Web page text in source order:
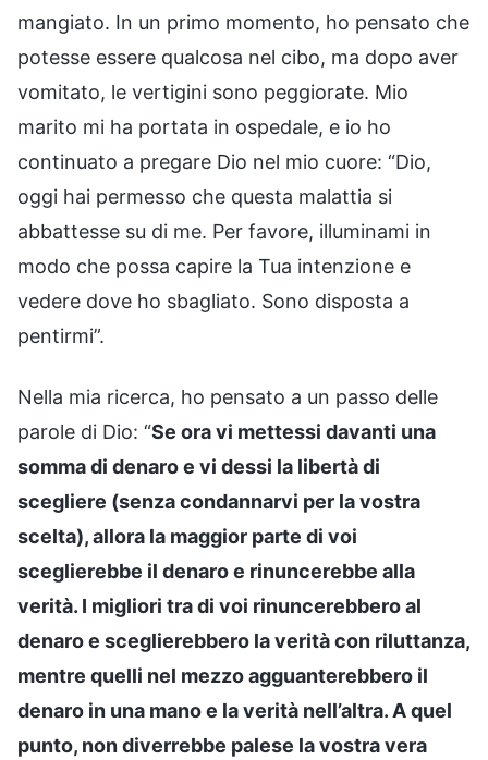
mangiato. In un primo momento, ho pensato che
potesse essere qualcosa nel cibo, ma dopo aver
vomitato, le vertigini sono peggiorate. Mio
marito mi ha portata in ospedale, e io ho
continuato a pregare Dio nel mio cuore: “Dio,
oggi hai permesso che questa malattia si
abbattesse su di me. Per favore, illuminami in
modo che possa capire la Tua intenzione e
vedere dove ho sbagliato. Sono disposta a
pentirmi”.
Nella mia ricerca, ho pensato a un passo delle
parole di Dio: “Se ora vi mettessi davanti una
somma di denaro e vi dessi la libertà di
scegliere (senza condannarvi per la vostra
scelta), allora la maggior parte di voi
sceglierebbe il denaro e rinuncerebbe alla
verità. I migliori tra di voi rinuncerebbero al
denaro e sceglierebbero la verità con riluttanza,
mentre quelli nel mezzo agguanterebbero il
denaro in una mano e la verità nell’altra. A quel
punto, non diverrebbe palese la vostra vera